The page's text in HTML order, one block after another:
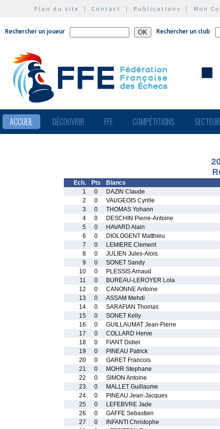
Plan du site | Contact | Publications | Mon
Rechercher un joueur Rechercher un club
ACCUEIL DÉCOUVRIR FFE COMPÉTITIONS
Ech. Pts
Blancs
1
0
DAZIN Claude
2
0
VAUGEOIS Cyrille
3
0
THOMAS Yohann
4
0
DESCHIN Pierre-Antoine
5
0
HAVARD Alain
6
0
DIOLOGENT Matthieu
7
0
LEMIERE Clement
8
0
JULIEN Jules-Alois
9
0
SONET Sandy
10
0
PLESSIS Arnaud
11
0
BUREAU-LEROYER Lola
12
0
CANONNE Antoine
13
0
ASSAM Mehdi
14
0
SARAFIAN Thomas
15
0
SONET Kelly
16
0
GUILLAUMAT Jean-Pierre
17
0
COLLARD Herve
18
0
FIANT Didier
19
0
PINEAU Patrick
20
0
GARET Francois
21
0
MOHR Stephane
22
0
SIMON Antoine
23
0
MALLET Guillaume
24
0
PINEAU Jean-Jacques
25
0
LEFEBVRE Jade
26
0
GAFFE Sebastien
27
0
INFANTI Christophe